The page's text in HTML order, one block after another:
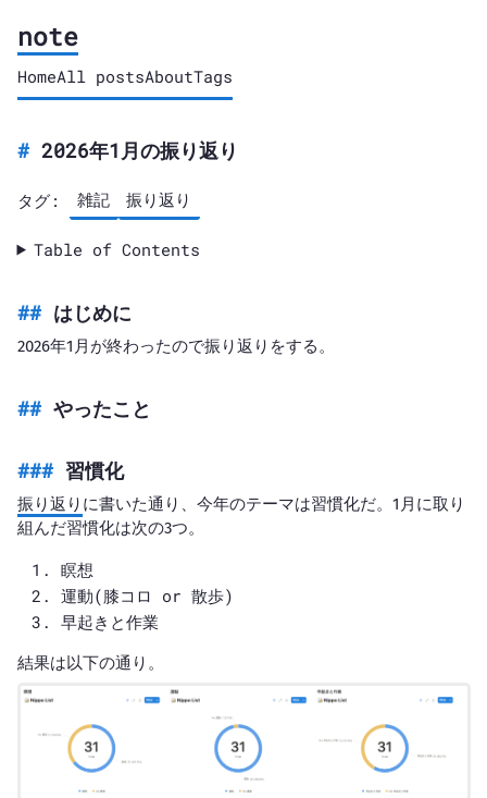
note
HomeAll postsAboutTags
2026年1月の振り返り
タグ: 雑記 振り返り
Table of Contents
はじめに
2026年1月が終わったので振り返りをする。
やったこと
習慣化
振り返り に書いた通り、今年のテーマは習慣化だ。1月に取り
組んだ習慣化は次の3つ。
瞑想
運動(膝コロ or 散歩)
早起きと作業
結果は以下の通り。